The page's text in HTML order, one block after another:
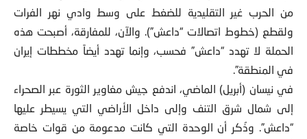
من الحرب غير التقليدية للضغط على وسط وادي نهر الفرات
ولقطع (خطوط اتصالات “داعش”). والآن، للمفارقة، أصبحت هذه
الحملة لا تهدد “داعش” فحسب، وإنما تهدد أيضاً مخططات إيران
في المنطقة”.
في نيسان (أبريل) الماضي، اندفع جيش مغاوير الثورة عبر الصحراء
إلى شمال شرق التنف وإلى داخل الأراضي التي يسيطر عليها
“داعش”. وذُكر أن الوحدة التي كانت مدعومة من قوات خاصة